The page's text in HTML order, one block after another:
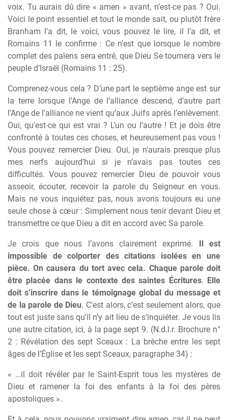
voix. Tu aurais dû dire « amen » avant, n’est-ce pas ? Oui.
Voici le point essentiel et tout le monde sait, ou plutôt frère
Branham l’a dit, le voici, vous pouvez le lire, il l’a dit, et
Romains 11 le confirme : Ce n’est que lorsque le nombre
complet des païens sera entré, que Dieu Se tournera vers le
peuple d’Israël (Romains 11 : 25).
Comprenez-vous cela ? D’une part le septième ange est sur
la terre lorsque l’Ange de l’alliance descend, d’autre part
l’Ange de l’alliance ne vient qu’aux Juifs après l’enlèvement.
Oui, qu’est-ce qui est vrai ? L’un ou l’autre ! Et je dois être
confronté à toutes ces choses, et heureusement pas vous !
Vous pouvez remercier Dieu. Oui, je n’aurais presque plus
mes nerfs aujourd’hui si je n’avais pas toutes ces
difficultés. Vous pouvez remercier Dieu de pouvoir vous
asseoir, écouter, recevoir la parole du Seigneur en vous.
Mais ne vous inquiétez pas, nous avons toujours eu une
seule chose à cœur : Simplement nous tenir devant Dieu et
transmettre ce que Dieu a dit en accord avec Sa parole.
Je crois que nous l’avons clairement exprimé. Il est
impossible de colporter des citations isolées en une
pièce. On causera du tort avec cela. Chaque parole doit
être placée dans le contexte des saintes Écritures. Elle
doit s’inscrire dans le témoignage global du message et
de la parole de Dieu. C’est alors, c’est seulement alors, que
tout est juste sans qu’il n’y ait lieu de s’inquiéter. Je vous lis
une autre citation, ici, à la page sept 9. (N.d.l.r. Brochure n°
2 : Révélation des sept Sceaux : La brèche entre les sept
âges de l’Église et les sept Sceaux, paragraphe 34) :
« …il doit révéler par le Saint-Esprit tous les mystères de
Dieu et ramener la foi des enfants à la foi des pères
apostoliques ».